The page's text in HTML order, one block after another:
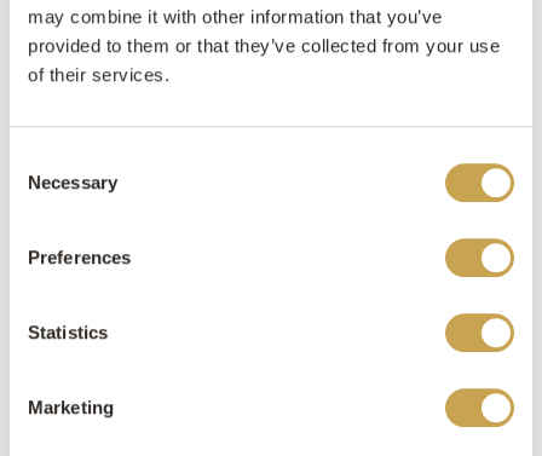
may combine it with other information that you’ve
provided to them or that they’ve collected from your use
of their services.
Selection
Necessary
Preferences
Statistics
Marketing
Inspiratie 23 jun 2022
verwerken in het interieur
Geef uw interieur een extra toevoeging met
onze natuursteen.